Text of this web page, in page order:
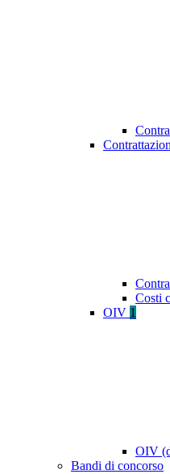
Costi
OIV 1
OIV
Bandi di concorso